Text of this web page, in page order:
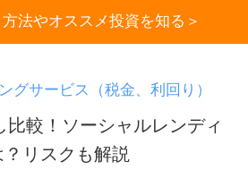
法やオススメ投資を知る＞
グサービス（税金、利回り）
比較！ソーシャルレンディ
リスクも解説